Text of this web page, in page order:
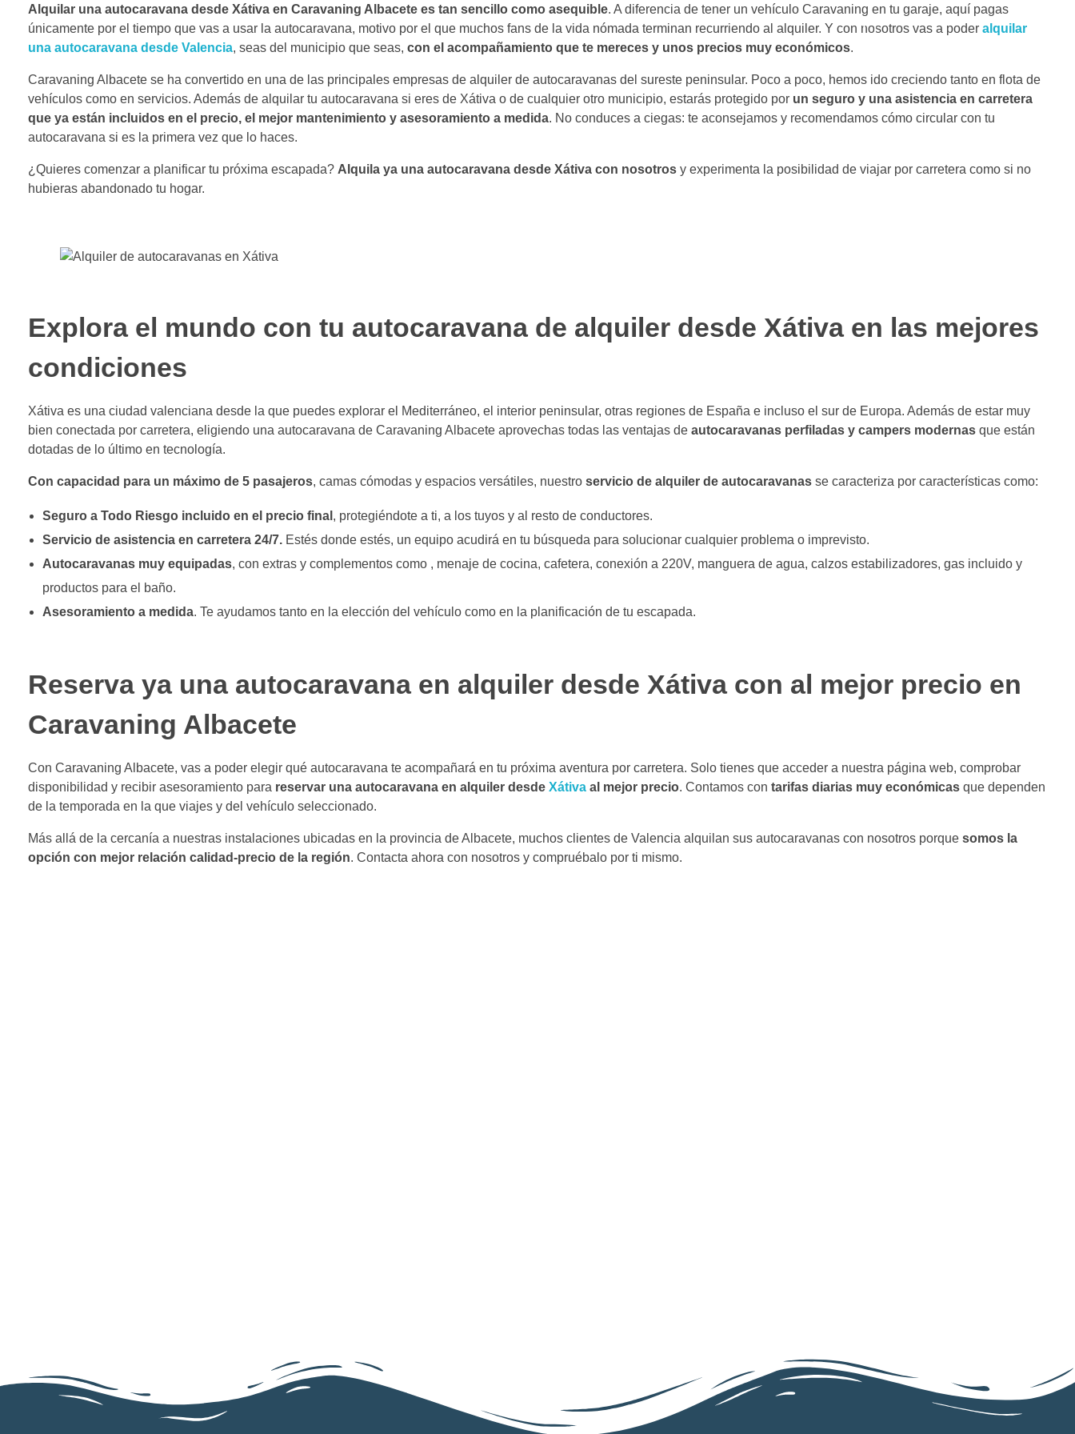
Alquilar una autocaravana desde Xátiva en Caravaning Albacete es tan sencillo como asequible. A diferencia de tener un vehículo Caravaning en tu garaje, aquí pagas
únicamente por el tiempo que vas a usar la autocaravana, motivo por el que muchos fans de la vida nómada terminan recurriendo al alquiler. Y con nosotros vas a poder alquilar
una autocaravana desde Valencia, seas del municipio que seas, con el acompañamiento que te mereces y unos precios muy económicos.
Caravaning Albacete se ha convertido en una de las principales empresas de alquiler de autocaravanas del sureste peninsular. Poco a poco, hemos ido creciendo tanto en flota de
vehículos como en servicios. Además de alquilar tu autocaravana si eres de Xátiva o de cualquier otro municipio, estarás protegido por un seguro y una asistencia en carretera
que ya están incluidos en el precio, el mejor mantenimiento y asesoramiento a medida. No conduces a ciegas: te aconsejamos y recomendamos cómo circular con tu
autocaravana si es la primera vez que lo haces.
¿Quieres comenzar a planificar tu próxima escapada? Alquila ya una autocaravana desde Xátiva con nosotros y experimenta la posibilidad de viajar por carretera como si no
hubieras abandonado tu hogar.
Explora el mundo con tu autocaravana de alquiler desde Xátiva en las mejores
condiciones
Xátiva es una ciudad valenciana desde la que puedes explorar el Mediterráneo, el interior peninsular, otras regiones de España e incluso el sur de Europa. Además de estar muy
bien conectada por carretera, eligiendo una autocaravana de Caravaning Albacete aprovechas todas las ventajas de autocaravanas perfiladas y campers modernas que están
dotadas de lo último en tecnología.
Con capacidad para un máximo de 5 pasajeros, camas cómodas y espacios versátiles, nuestro servicio de alquiler de autocaravanas se caracteriza por características como:
Seguro a Todo Riesgo incluido en el precio final , protegiéndote a ti, a los tuyos y al resto de conductores.
Servicio de asistencia en carretera 24/7.Estés donde estés, un equipo acudirá en tu búsqueda para solucionar cualquier problema o imprevisto.
Autocaravanas muy equipadas, con extras y complementos como , menaje de cocina, cafetera, conexión a 220V, manguera de agua, calzos estabilizadores, gas incluido y
productos para el baño.
Asesoramiento a medida. Te ayudamos tanto en la elección del vehículo como en la planificación de tu escapada.
Reserva ya una autocaravana en alquiler desde Xátiva con al mejor precio en
Caravaning Albacete
Con Caravaning Albacete, vas a poder elegir qué autocaravana te acompañará en tu próxima aventura por carretera. Solo tienes que acceder a nuestra página web, comprobar
disponibilidad y recibir asesoramiento para reservar una autocaravana en alquiler desde Xátiva al mejor precio. Contamos con tarifas diarias muy económicas que dependen
de la temporada en la que viajes y del vehículo seleccionado.
Más allá de la cercanía a nuestras instalaciones ubicadas en la provincia de Albacete, muchos clientes de Valencia alquilan sus autocaravanas con nosotros porque somos la
opción con mejor relación calidad-precio de la región. Contacta ahora con nosotros y compruébalo por ti mismo.